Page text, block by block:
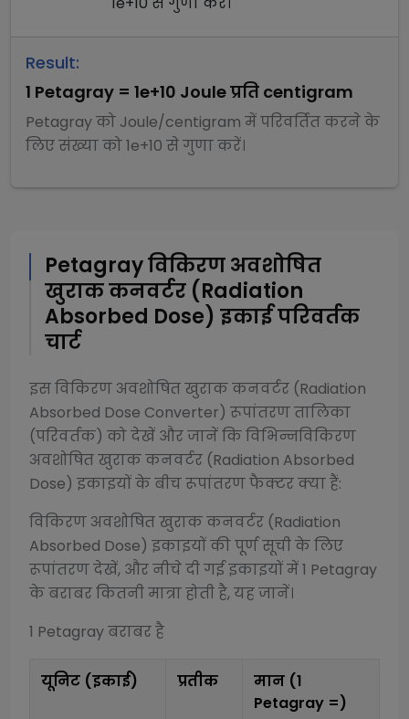
Result:
1 Petagray = 1e+10 Joule प्रति centigram
Petagrayको Joule/centigram में परिवर्तित करने के
लिए संख्या को1e+10 सेगुणाकरें।
Petagrayविकिरण अवशोषित
खुराक कनवर्टर (Radiation
Absorbed Dose) इकाई परिवर्तक
चार्ट
इसविकिरण अवशोषित खुराक कनवर्टर (Radiation
Absorbed Dose Converter) रूपांतरण तालिका
(परिवर्तक) को देखें और जानें कि विभिन्नविकिरण
अवशोषित खुराक कनवर्टर (Radiation Absorbed
Dose) इकाइयों के बीच रूपांतरण फैक्टर क्या हैं:
विकिरण अवशोषित खुराक कनवर्टर (Radiation
Absorbed Dose) इकाइयों की पूर्ण सूची के लिए
रूपांतरण देखें, और नीचे दी गई इकाइयों में 1 Petagray
के बराबर कितनी मात्रा होती है, यह जानें।
1 Petagrayबराबर है
यूनिट (इकाई) प्रतीक
मान (1
Petagray =)